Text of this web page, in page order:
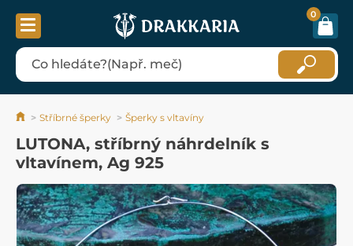
0
Stříbrné šperky Šperky s vltavíny
LUTONA, stříbrný náhrdelník s
vltavínem, Ag 925